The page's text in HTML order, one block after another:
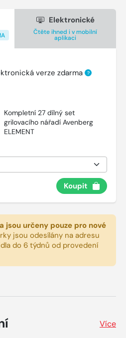
Elektronické
Čtěte ihned i v mobilní
aplikaci
verze zdarma ?
Kompletní 27 dílný set
grilovacího nářadí Avenberg
ELEMENT
Koupit
jsou určeny pouze pro nové
jsou odesílány na adresu
do 6 týdnů od provedení
Více